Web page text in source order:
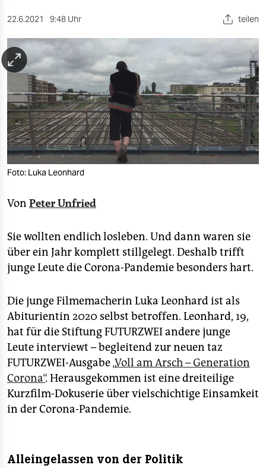
nord
wahrheit
verlag
verlag
veranstaltungen
shop
fragen & hilfe
abo
genossenschaft
epaper login
22.6.2021 9:48 Uhr teilen
Foto: Luka Leonhard
Von Peter Unfried
Sie wollten endlich losleben. Und dann waren sie
über ein Jahr komplett stillgelegt. Deshalb trifft
junge Leute die Corona-Pandemie besonders hart.
Die junge Filmemacherin Luka Leonhard ist als
Abiturientin 2020 selbst betroffen. Leonhard, 19,
hat für die Stiftung FUTURZWEI andere junge
Leute interviewt – begleitend zur neuen taz
FUTURZWEI-Ausgabe„Voll am Arsch – Generation
Corona“. Herausgekommen ist eine dreiteilige
Kurzfilm-Dokuserie über vielschichtige Einsamkeit
in der Corona-Pandemie.
Alleingelassen von der Politik